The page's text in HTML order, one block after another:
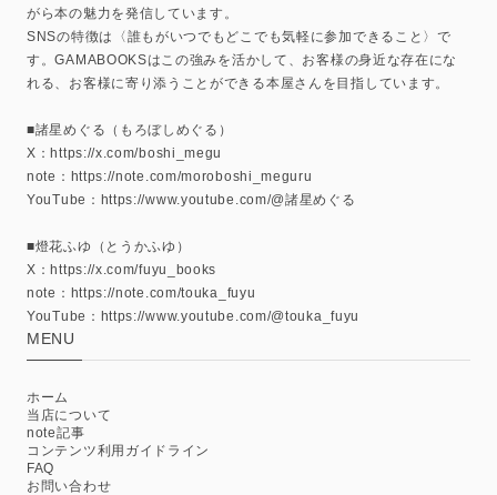
がら本の魅力を発信しています。
SNSの特徴は〈誰もがいつでもどこでも気軽に参加できること〉で
す。GAMABOOKSはこの強みを活かして、お客様の身近な存在にな
れる、お客様に寄り添うことができる本屋さんを目指しています。
■諸星めぐる（もろぼしめぐる）
X：https://x.com/boshi_megu
note：https://note.com/moroboshi_meguru
YouTube：https://www.youtube.com/@諸星めぐる
■燈花ふゆ（とうかふゆ）
X：https://x.com/fuyu_books
note：https://note.com/touka_fuyu
YouTube：https://www.youtube.com/@touka_fuyu
MENU
ホーム
当店について
note記事
コンテンツ利用ガイドライン
FAQ
お問い合わせ